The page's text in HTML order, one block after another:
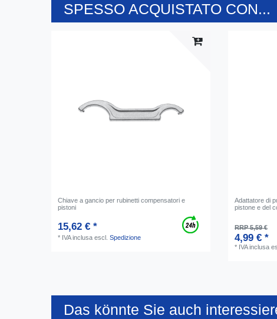
SPESSO ACQUISTATO CON...
Chiave a gancio per rubinetti compensatori e
pistoni
15,62 € *
* IVA inclusa escl.Spedizione
Adattatore di
pistone e del
RRP 5,59 €
4,99 € *
* IVA inclusa
Das könnte Sie auch